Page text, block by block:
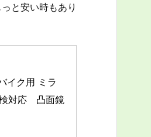
と安い時もあり
イク用 ミラ
対応　凸面鏡